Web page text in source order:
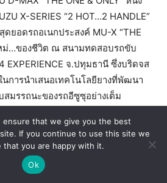
ensure that we give you the best
If you continue to use this site we
that you are happy with it.
Ok